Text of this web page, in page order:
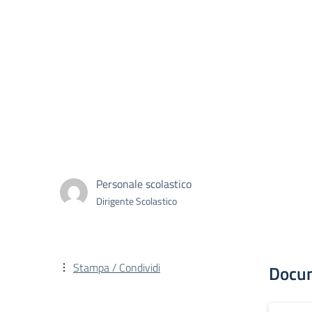
Personale scolastico
Dirigente Scolastico
Stampa / Condividi